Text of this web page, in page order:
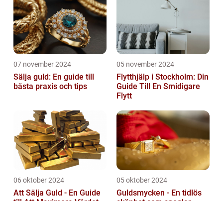
07 november 2024
Sälja guld: En guide till
bästa praxis och tips
05 november 2024
Flytthjälp i Stockholm: Din
Guide Till En Smidigare
Flytt
06 oktober 2024
Att Sälja Guld - En Guide
05 oktober 2024
Guldsmycken - En tidlös